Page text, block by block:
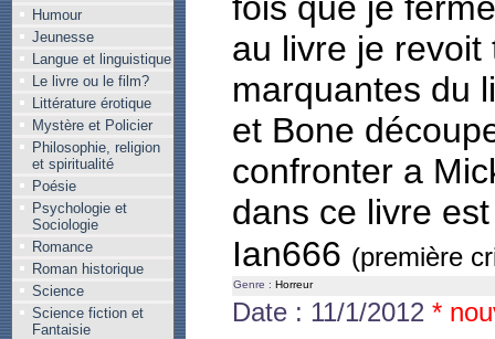
Humour
Jeunesse
Langue et linguistique
Le livre ou le film?
Littérature érotique
Mystère et Policier
Philosophie, religion
et spiritualité
Poésie
Psychologie et
Sociologie
Romance
Roman historique
Science
Science fiction et
Fantaisie
au livre je
marquantes du
et Bone
confronter a
dans ce livre
Ian666 (première
Genre : Horreur
Date : 11/1/2012 *